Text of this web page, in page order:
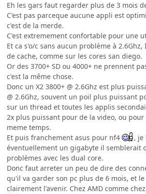
Eh les gars faut regarder plus de 3 mois
C'est pas parceque aucune appli est
c'est de la merde.
C'est extremement confortable pour une
Et ca s'o/c sans aucun problème à
de cache, comme sur les cores san diego.
Or des 3700+ SD ou 4000+ ne prennent
c'est la même chose.
Donc un X2 3800+ @ 2.6Ghz est plus
@ 2.6Ghz, souvent un poil plus puissant
sur un thread et toutes les applis
2x plus puissant pour de la video, ou pour
meme temps.
Et puis franchement asus pour nf4
, je
éventuellement un gigabyte il semblerait
problèmes avec les dual core.
Donc faut arreter un peu de dire des
qu'il va garder son pc plus de 6 mois, et
clairement l'avenir. Chez AMD comme